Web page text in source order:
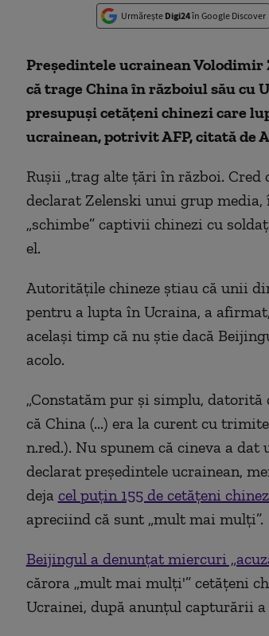
Urmărește Digi24în Google Discover
Preşedintele ucrainean Volodimir
că trage China în războiul său cu
presupuşi cetăţeni chinezi care
ucrainean,potrivit AFP, citată de
Ruşii „trag alte ţări în război. Cred
declarat Zelenski unui grup media,
„schimbe” captivii chinezi cu
el.
Autorităţile chineze ştiau că unii
pentru a lupta în Ucraina, a
acelaşi timp că nu ştie dacă
acolo.
„Constatăm pur şi simplu, datorită
că China (...) era la curent cu
n.red.). Nu spunem că cineva a
declarat preşedintele ucrainean,
deja cel puţin 155 de cetăţeni
apreciind că sunt „mult mai mulţi”.
Beijingul a denunţat miercuri
cărora „mult mai mulţi'” cetăţeni
Ucrainei, după anunţul capturării